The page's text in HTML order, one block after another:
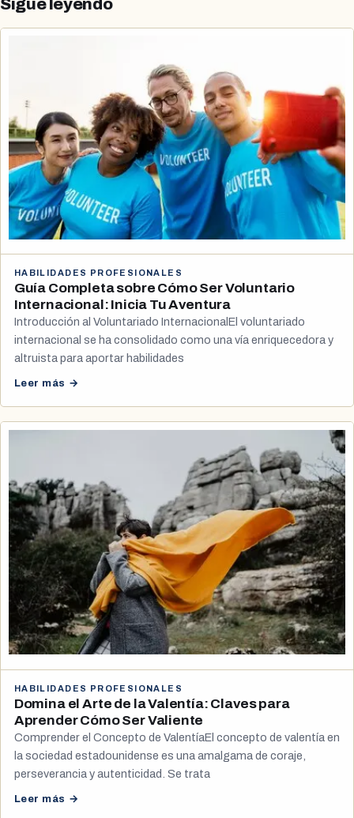
Sigue leyendo
HABILIDADES PROFESIONALES
Guía Completa sobre Cómo Ser Voluntario
Internacional: Inicia Tu Aventura
Introducción al Voluntariado InternacionalEl voluntariado
internacional se ha consolidado como una vía enriquecedora y
altruista para aportar habilidades
Leer más →
HABILIDADES PROFESIONALES
Domina el Arte de la Valentía: Claves para
Aprender Cómo Ser Valiente
Comprender el Concepto de ValentíaEl concepto de valentía en
la sociedad estadounidense es una amalgama de coraje,
perseverancia y autenticidad. Se trata
Leer más →